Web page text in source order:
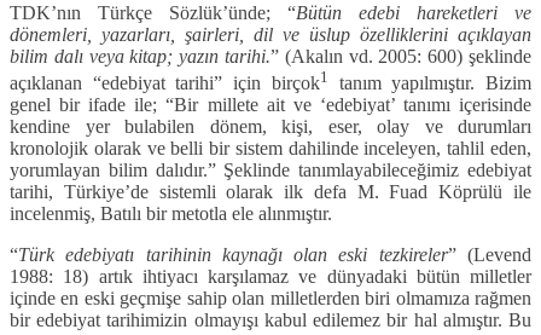
TDK’nın Türkçe Sözlük’ünde; “Bütün edebi hareketleri ve
dönemleri, yazarları, şairleri, dil ve üslup özelliklerini açıklayan
bilim dalı veya kitap; yazın tarihi.” (Akalın vd. 2005: 600) şeklinde
açıklanan “edebiyat tarihi” için birçok1
tanım yapılmıştır. Bizim
genel bir ifade ile; “Bir millete ait ve ‘edebiyat’ tanımı içerisinde
kendine yer bulabilen dönem, kişi, eser, olay ve durumları
kronolojik olarak ve belli bir sistem dahilinde inceleyen, tahlil eden,
yorumlayan bilim dalıdır.” Şeklinde tanımlayabileceğimiz edebiyat
tarihi, Türkiye’de sistemli olarak ilk defa M. Fuad Köprülü ile
incelenmiş, Batılı bir metotla ele alınmıştır.
“Türk edebiyatı tarihinin kaynağı olan eski tezkireler” (Levend
1988: 18) artık ihtiyacı karşılamaz ve dünyadaki bütün milletler
içinde en eski geçmişe sahip olan milletlerden biri olmamıza rağmen
bir edebiyat tarihimizin olmayışı kabul edilemez bir hal almıştır. Bu